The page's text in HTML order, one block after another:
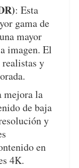
: Esta
gama de
mayor
imagen. El
y
mejora la
de baja
y
en
4K.